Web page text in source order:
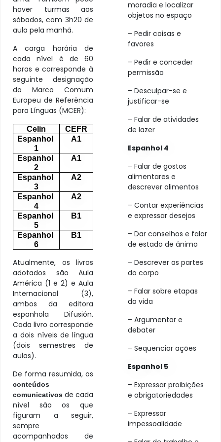
haver turmas aos
sábados, com 3h20 de
aula pela manhã.
A carga horária de
cada nível é de 60
horas e corresponde à
seguinte designação
do Marco Comum
Europeu de Referência
para Línguas (MCER):
Celin
CEFR
Espanhol
1
A1
Espanhol
2
A1
Espanhol
3
A2
Espanhol
4
A2
Espanhol
5
B1
Espanhol
6
B1
Atualmente, os livros
adotados são Aula
América (1 e 2) e Aula
Internacional (3),
ambos da editora
espanhola Difusión.
Cada livro corresponde
a dois níveis de língua
(dois semestres de
aulas).
De forma resumida, os
conteúdos
comunicativos de cada
nível são os que
figuram a seguir,
sempre
acompanhados de
moradia e localizar
objetos no espaço
– Pedir coisas e
favores
– Pedir e conceder
permissão
– Desculpar-se e
justificar-se
– Falar de atividades
de lazer
Espanhol 4
– Falar de gostos
alimentares e
descrever alimentos
– Contar experiências
e expressar desejos
– Dar conselhos e falar
de estado de ânimo
– Descrever as partes
do corpo
– Falar sobre etapas
da vida
– Argumentar e
debater
– Sequenciar ações
Espanhol 5
– Expressar proibições
e obrigatoriedades
– Expressar
impessoalidade